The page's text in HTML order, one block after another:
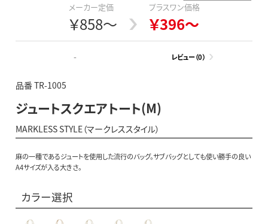
メーカー定価
￥858～
プラスワン価格
￥396～
- レビュー（0）
品番 TR-1005
ジュートスクエアトート(M)
MARKLESS STYLE（マークレススタイル）
麻の一種であるジュートを使用した流行のバッグ。サブバッグとしても使い勝手の良い
A4サイズが入る大きさ。
カラー選択